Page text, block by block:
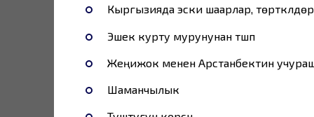
Кыргызияда эски шаарлар, төрткүлдөр
Эшек курту мурунунан түшүп
Жеңижок менен Арстанбектин
Шаманчылык